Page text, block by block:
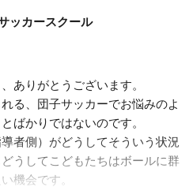
ッカースクール
ありがとうございます。
る、団子サッカーでお悩みのよ
ばかりではないのです。
者側）がどうしてそういう状況
うしてこどもたちはボールに群
機会です。